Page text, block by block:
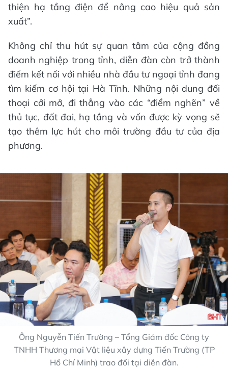
thiện hạ tầng điện để nâng cao hiệu quả sản
xuất”.
Không chỉ thu hút sự quan tâm của cộng đồng
doanh nghiệp trong tỉnh, diễn đàn còn trở thành
điểm kết nối với nhiều nhà đầu tư ngoại tỉnh đang
tìm kiếm cơ hội tại Hà Tĩnh. Những nội dung đối
thoại cởi mở, đi thẳng vào các “điểm nghẽn” về
thủ tục, đất đai, hạ tầng và vốn được kỳ vọng sẽ
tạo thêm lực hút cho môi trường đầu tư của địa
phương.
Ông Nguyễn Tiến Trường – Tổng Giám đốc Công ty
TNHH Thương mại Vật liệu xây dựng Tiến Trường (TP
Hồ Chí Minh) trao đổi tại diễn đàn.